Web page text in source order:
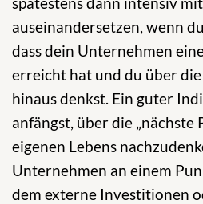
auseinandersetzen, wenn
dass dein Unternehmen
erreicht hat und du über
hinaus denkst. Ein guter
anfängst, über die „nächste
eigenen Lebens
Unternehmen an einem
dem externe Investitionen